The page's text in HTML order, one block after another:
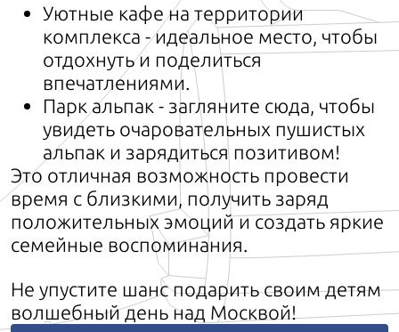
Уютные кафе на территории
комплекса - идеальное место, чтобы
отдохнуть и поделиться
впечатлениями.
Парк альпак - загляните сюда, чтобы
увидеть очаровательных пушистых
альпак и зарядиться позитивом!
Это отличная возможность провести
время с близкими, получить заряд
положительных эмоций и создать яркие
семейные воспоминания.
Не упустите шанс подарить своим детям
волшебный день над Москвой!